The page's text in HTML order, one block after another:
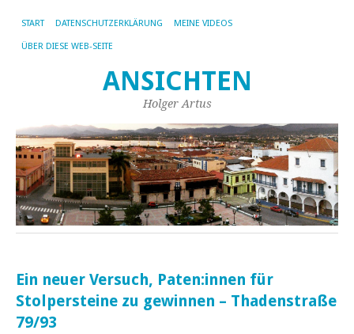
START DATENSCHUTZERKLÄRUNG MEINE VIDEOS
ÜBER DIESE WEB-SEITE
ANSICHTEN
Holger Artus
Ein neuer Versuch, Paten:innen für
Stolpersteine zu gewinnen – Thadenstraße
79/93